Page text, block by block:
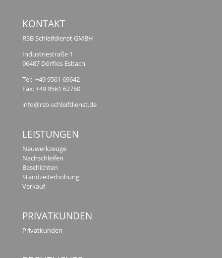
KONTAKT
RSB Schleifdienst GMBH
Industriestraße 1
96487 Dörfles-Esbach
Tel: +49 9561 69642
Fax: +49 9561 62760
info@rsb-schleifdienst.de
LEISTUNGEN
Neuwerkzeuge
Nachschleifen
Beschichten
Standzeiterhöhung
Verkauf
PRIVATKUNDEN
Privatkunden